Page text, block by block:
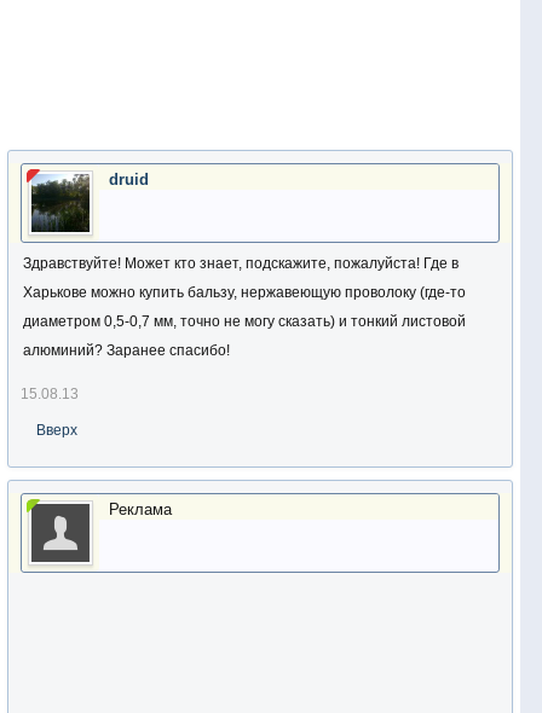
druid
Здравствуйте! Может кто знает, подскажите, пожалуйста! Где в
Харькове можно купить бальзу, нержавеющую проволоку (где-то
диаметром 0,5-0,7 мм, точно не могу сказать) и тонкий листовой
алюминий? Заранее спасибо!
15.08.13
Вверх
Реклама